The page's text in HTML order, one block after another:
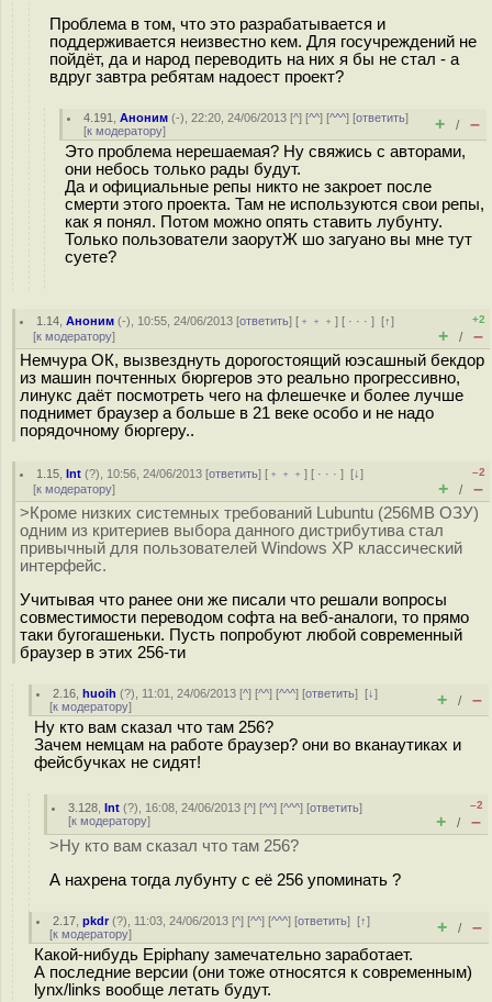
Проблема в том, что это разрабатывается и
поддерживается неизвестно кем. Для госучреждений не
пойдёт, да и народ переводить на них я бы не стал - а
вдруг завтра ребятам надоест проект?
4.191 ,Аноним (-), 22:20, 24/06/2013 [^] [^^] [^^^] [ответить]
[к модератору] + / –
Это проблема нерешаемая? Ну свяжись с авторами,
они небось только рады будут.
Да и официальные репы никто не закроет после
смерти этого проекта. Там не используются свои репы,
как я понял. Потом можно опять ставить лубунту.
Только пользователи заорутЖ шо загуано вы мне тут
суете?
1.14 ,Аноним (-), 10:55, 24/06/2013 [ответить] [ ﹢﹢﹢] [ · · ·][↑]
[к модератору]
+2
+ / –
Немчура ОК, вызвезднуть дорогостоящий юэсашный бекдор
из машин почтенных бюргеров это реально прогрессивно,
линукс даёт посмотреть чего на флешечке и более лучше
поднимет браузер а больше в 21 веке особо и не надо
порядочному бюргеру..
1.15 ,Int (?), 10:56, 24/06/2013 [ответить] [ ﹢﹢﹢] [ · · ·][↓]
[к модератору]
–2
+ / –
>Кроме низких системных требований Lubuntu (256MB ОЗУ)
одним из критериев выбора данного дистрибутива стал
привычный для пользователей Windows XP классический
интерфейс.
Учитывая что ранее они же писали что решали вопросы
совместимости переводом софта на веб-аналоги, то прямо
таки бугогашеньки. Пусть попробуют любой современный
браузер в этих 256-ти
2.16 ,huoih (?), 11:01, 24/06/2013 [^] [^^] [^^^] [ответить][↓]
[к модератору] + / –
Ну кто вам сказал что там 256?
Зачем немцам на работе браузер? они во вканаутиках и
фейсбучках не сидят!
3.128 ,Int (?), 16:08, 24/06/2013 [^] [^^] [^^^] [ответить]
[к модератору]
–2
+ / –
>Ну кто вам сказал что там 256?
А нахрена тогда лубунту c её 256 упоминать ?
2.17 ,pkdr(?), 11:03, 24/06/2013 [^] [^^] [^^^] [ответить][↑]
[к модератору] + / –
Какой-нибудь Epiphany замечательно заработает.
А последние версии (они тоже относятся к современным)
lynx/links вообще летать будут.